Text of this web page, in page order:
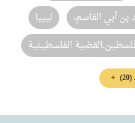
أبي القاسم،
ليبيا
(20)